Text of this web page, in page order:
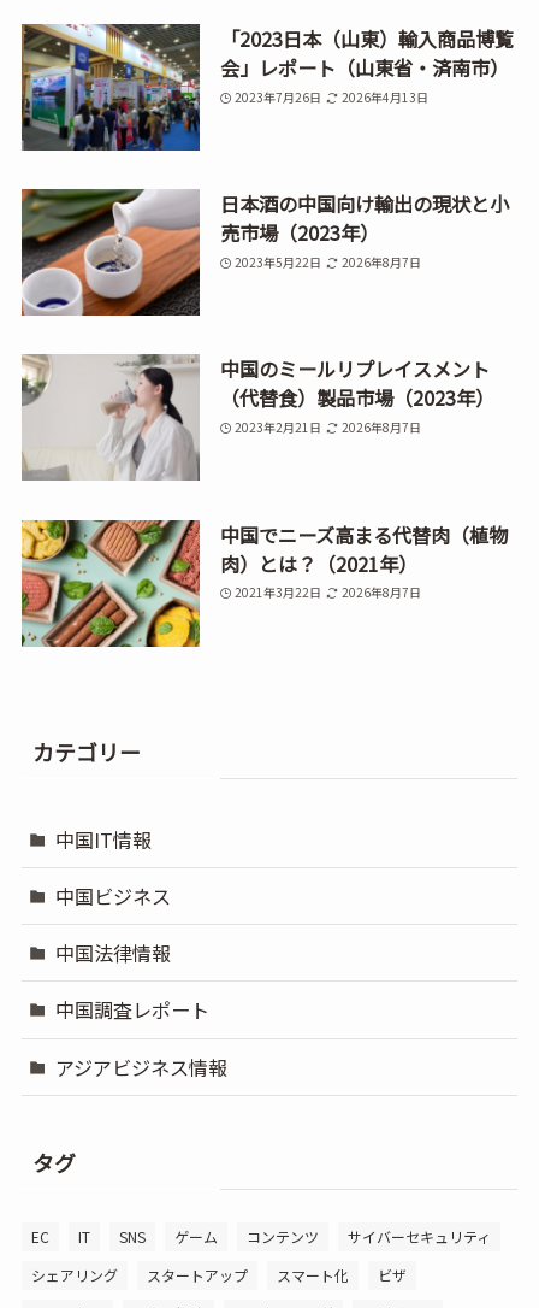
「2023日本（山東）輸入商品博覧
会」レポート（山東省・済南市）
2023年7月26日 2026年4月13日
日本酒の中国向け輸出の現状と小
売市場（2023年）
2023年5月22日 2026年8月7日
中国のミールリプレイスメント
（代替食）製品市場（2023年）
2023年2月21日 2026年8月7日
中国でニーズ高まる代替肉（植物
肉）とは？（2021年）
2021年3月22日 2026年8月7日
カテゴリー
中国IT情報
中国ビジネス
中国法律情報
中国調査レポート
アジアビジネス情報
タグ
EC IT SNS ゲーム コンテンツ
サイバーセキュリティ
シェアリング
スタートアップ スマート化
ビザ